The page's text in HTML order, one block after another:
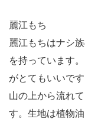
麗江もち
麗江もちはナシ
を持っています
がとてもいいで
山の上から流れ
す。生地は植物